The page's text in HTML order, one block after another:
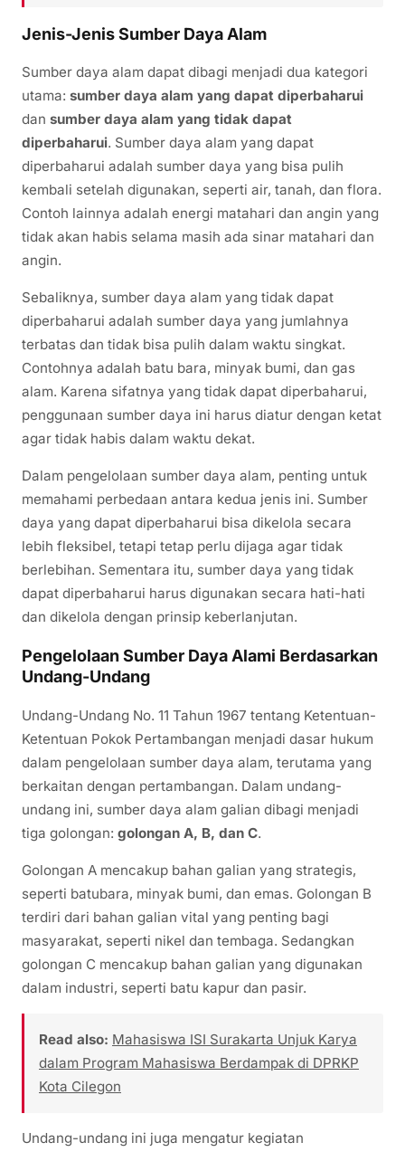
Jenis-Jenis Sumber Daya Alam
Sumber daya alam dapat dibagi menjadi dua kategori
utama: sumber daya alam yang dapat diperbaharui
dan sumber daya alam yang tidak dapat
diperbaharui. Sumber daya alam yang dapat
diperbaharui adalah sumber daya yang bisa pulih
kembali setelah digunakan, seperti air, tanah, dan flora.
Contoh lainnya adalah energi matahari dan angin yang
tidak akan habis selama masih ada sinar matahari dan
angin.
Sebaliknya, sumber daya alam yang tidak dapat
diperbaharui adalah sumber daya yang jumlahnya
terbatas dan tidak bisa pulih dalam waktu singkat.
Contohnya adalah batu bara, minyak bumi, dan gas
alam. Karena sifatnya yang tidak dapat diperbaharui,
penggunaan sumber daya ini harus diatur dengan ketat
agar tidak habis dalam waktu dekat.
Dalam pengelolaan sumber daya alam, penting untuk
memahami perbedaan antara kedua jenis ini. Sumber
daya yang dapat diperbaharui bisa dikelola secara
lebih fleksibel, tetapi tetap perlu dijaga agar tidak
berlebihan. Sementara itu, sumber daya yang tidak
dapat diperbaharui harus digunakan secara hati-hati
dan dikelola dengan prinsip keberlanjutan.
Pengelolaan Sumber Daya Alami Berdasarkan
Undang-Undang
Undang-Undang No. 11 Tahun 1967 tentang Ketentuan-
Ketentuan Pokok Pertambangan menjadi dasar hukum
dalam pengelolaan sumber daya alam, terutama yang
berkaitan dengan pertambangan. Dalam undang-
undang ini, sumber daya alam galian dibagi menjadi
tiga golongan: golongan A, B, dan C.
Golongan A mencakup bahan galian yang strategis,
seperti batubara, minyak bumi, dan emas. Golongan B
terdiri dari bahan galian vital yang penting bagi
masyarakat, seperti nikel dan tembaga. Sedangkan
golongan C mencakup bahan galian yang digunakan
dalam industri, seperti batu kapur dan pasir.
Read also: Mahasiswa ISI Surakarta Unjuk Karya
dalam Program Mahasiswa Berdampak di DPRKP
Kota Cilegon
Undang-undang ini juga mengatur kegiatan